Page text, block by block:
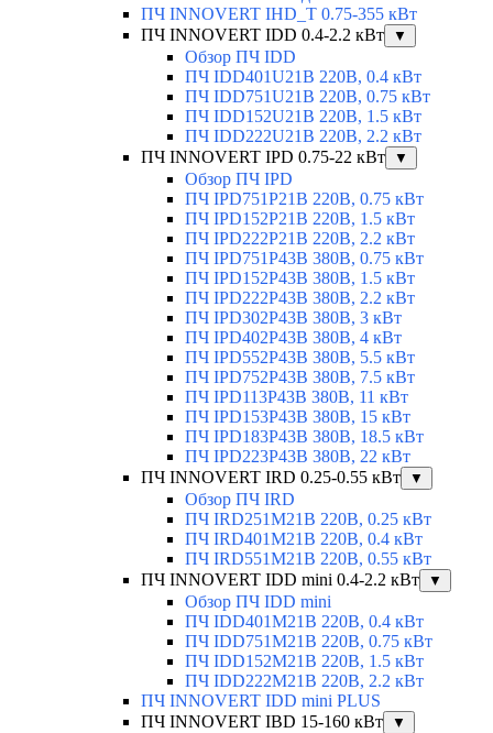
ПЧ INNOVERT IHD_T 0.75-355 кВт
ПЧ INNOVERT IDD 0.4-2.2 кВт
▼
Обзор ПЧ IDD
ПЧ IDD401U21B 220В, 0.4 кВт
ПЧ IDD751U21B 220В, 0.75 кВт
ПЧ IDD152U21B 220В, 1.5 кВт
ПЧ IDD222U21B 220В, 2.2 кВт
ПЧ INNOVERT IPD 0.75-22 кВт
▼
Обзор ПЧ IPD
ПЧ IPD751P21B 220В, 0.75 кВт
ПЧ IPD152P21B 220В, 1.5 кВт
ПЧ IPD222P21B 220В, 2.2 кВт
ПЧ IPD751P43B 380В, 0.75 кВт
ПЧ IPD152P43B 380В, 1.5 кВт
ПЧ IPD222P43B 380В, 2.2 кВт
ПЧ IPD302P43B 380В, 3 кВт
ПЧ IPD402P43B 380В, 4 кВт
ПЧ IPD552P43B 380В, 5.5 кВт
ПЧ IPD752P43B 380В, 7.5 кВт
ПЧ IPD113P43B 380В, 11 кВт
ПЧ IPD153P43B 380В, 15 кВт
ПЧ IPD183P43B 380В, 18.5 кВт
ПЧ IPD223P43B 380В, 22 кВт
ПЧ INNOVERT IRD 0.25-0.55 кВт
▼
Обзор ПЧ IRD
ПЧ IRD251M21B 220В, 0.25 кВт
ПЧ IRD401M21B 220В, 0.4 кВт
ПЧ IRD551M21B 220В, 0.55 кВт
ПЧ INNOVERT IDD mini 0.4-2.2 кВт
▼
Обзор ПЧ IDD mini
ПЧ IDD401M21B 220В, 0.4 кВт
ПЧ IDD751M21B 220В, 0.75 кВт
ПЧ IDD152M21B 220В, 1.5 кВт
ПЧ IDD222M21B 220В, 2.2 кВт
ПЧ INNOVERT IDD mini PLUS
ПЧ INNOVERT IBD 15-160 кВт
▼